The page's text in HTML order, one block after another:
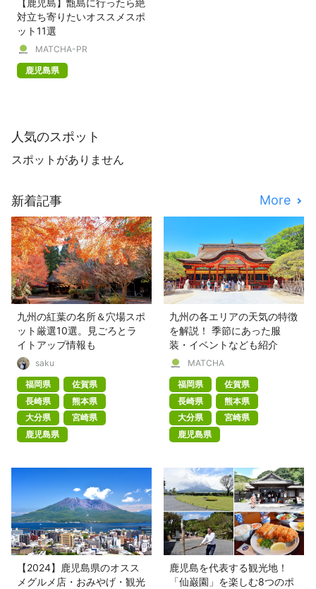
【鹿児島】甑島に行ったら絶
対立ち寄りたいオススメスポ
ット11選
MATCHA-PR
鹿児島県
人気のスポット
スポットがありません
新着記事 More
九州の紅葉の名所＆穴場スポ
ット厳選10選。見ごろとラ
イトアップ情報も
saku
福岡県
佐賀県
長崎県
熊本県
大分県
宮崎県
鹿児島県
九州の各エリアの天気の特徴
を解説！ 季節にあった服
装・イベントなども紹介
MATCHA
福岡県
佐賀県
長崎県
熊本県
大分県
宮崎県
鹿児島県
【2024】鹿児島県のオスス
メグルメ店・おみやげ・観光
鹿児島を代表する観光地！
「仙巌園」を楽しむ8つのポ